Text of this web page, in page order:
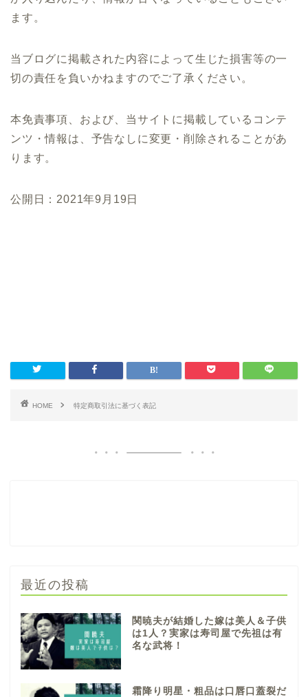
ます。
当ブログに掲載された内容によって生じた損害等の一
切の責任を負いかねますのでご了承ください。
本免責事項、および、当サイトに掲載しているコンテ
ンツ・情報は、予告なしに変更・削除されることがあ
ります。
公開日：2021年9月19日
HOME 特定商取引法に基づく表記
最近の投稿
関暁夫が結婚した嫁は美人＆子供
は1人？実家は寿司屋で先祖は有
名な武将！
霜降り明星・粗品は口唇口蓋裂だ